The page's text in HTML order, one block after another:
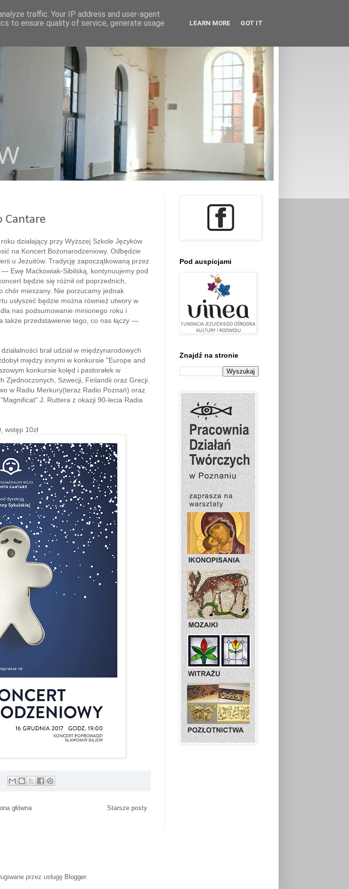
Cantare
działający przy Wyższej Szkole Języków
na Koncert Bożonarodzeniowy. Odbędzie
u Jezuitów. Tradycję zapoczątkowaną przez
Ewę Maćkowiak-Sibilską, kontynuujemy pod
będzie się różnił od poprzednich,
chór mieszany. Nie porzucamy jednak
usłyszeć będzie można również utwory w
nas podsumowanie minionego roku i
także przedstawienie tego, co nas łączy —
brał udział w międzynarodowych
między innymi w konkursie "Europe and
konkursie kolęd i pastorałek w
Zjednoczonych, Szwecji, Finlandii oraz Grecji.
w Radiu Merkury(teraz Radio Poznań) oraz
J. Ruttera z okazji 90-lecia Radia
wstęp 10zł
Starsze posty
główna
Pod auspicjami
Znajdź na stronie
przez usługę Blogger.
traffic. Your IP address and user-agent
to ensure quality of service, generate usage
LEARN MORE GOT IT